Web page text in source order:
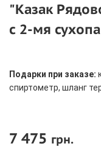
"Казак
с 2-мя
Подарки при заказе:
спиртометр, шланг
7 475 грн.